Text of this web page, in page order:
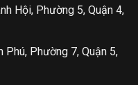
Hội, Phường 5, Quận 4,
Phú, Phường 7, Quận 5,